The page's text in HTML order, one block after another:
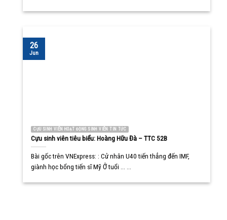
CỰU SINH VIÊN HOẠT ĐỘNG SINH VIÊN TIN TỨC
Cựu sinh viên tiêu biểu: Hoàng Hữu Đà – TTC 52B
Bài gốc trên VNExpress: : Cử nhân U40 tiến thẳng đến IMF,
giành học bổng tiến sĩ Mỹ Ở tuổi ... ...
26
Jun